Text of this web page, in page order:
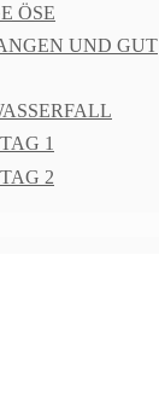
ÖSE
UND GUT
1
2